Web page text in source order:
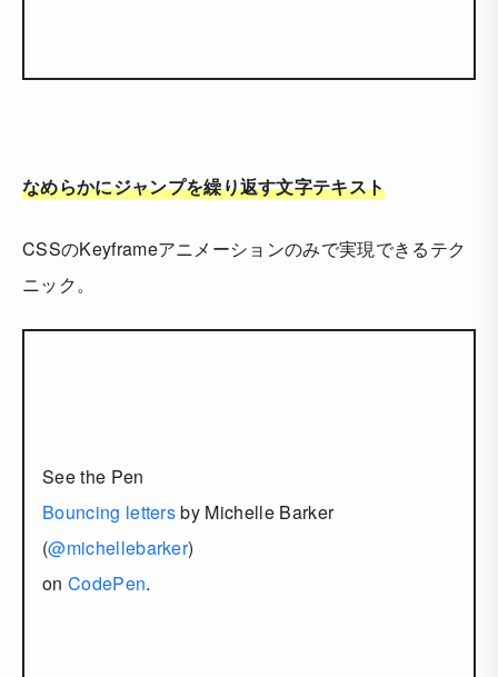
なめらかにジャンプを繰り返す文字テキスト
CSSのKeyframeアニメーションのみで実現できるテク
ニック。
See the Pen
Bouncing lettersby Michelle Barker
(@michellebarker)
on CodePen.